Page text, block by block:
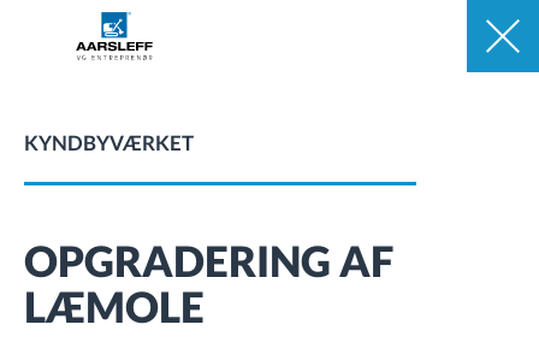
KYNDBYVÆRKET
OPGRADERING AF
LÆMOLE